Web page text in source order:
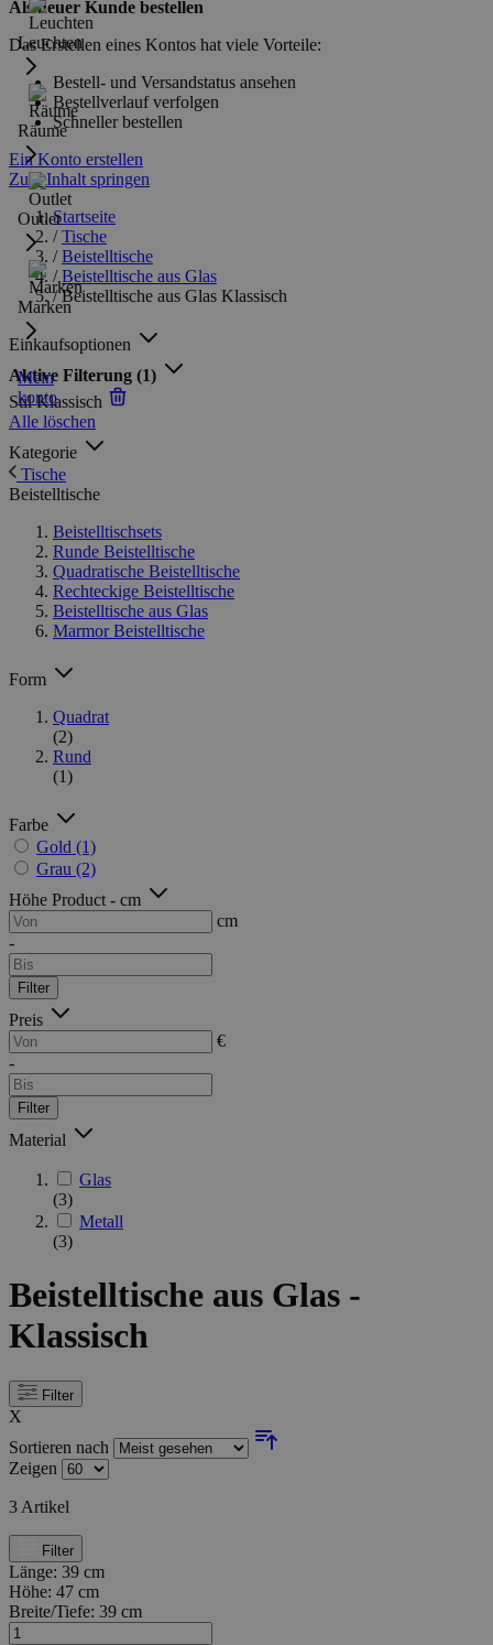
Leuchten
Räume
Outlet
Marken
Mein
konto
Als neuer Kunde bestellen
Das Erstellen eines Kontos hat viele Vorteile:
Bestell- und Versandstatus ansehen
Bestellverlauf verfolgen
Schneller bestellen
Ein Konto erstellen
Zum Inhalt springen
Startseite
/ Tische
/ Beistelltische
/ Beistelltische aus Glas
/ Beistelltische aus Glas Klassisch
Einkaufsoptionen
Aktive Filterung (1)
Stil Klassisch
Alle löschen
Kategorie
Tische
Beistelltische
Beistelltischsets
Runde Beistelltische
Quadratische Beistelltische
Rechteckige Beistelltische
Beistelltische aus Glas
Marmor Beistelltische
Form
Quadrat
(2)
Rund
(1)
Farbe
Gold (1)
Grau (2)
Höhe Product - cm
cm
-
Filter
Preis
€
-
Filter
Material
Glas
(3)
Metall
(3)
Beistelltische aus Glas -
Klassisch
Filter
X
Sortieren nach
Zeigen
3 Artikel
Filter
Länge: 39 cm
Höhe: 47 cm
Breite/Tiefe: 39 cm